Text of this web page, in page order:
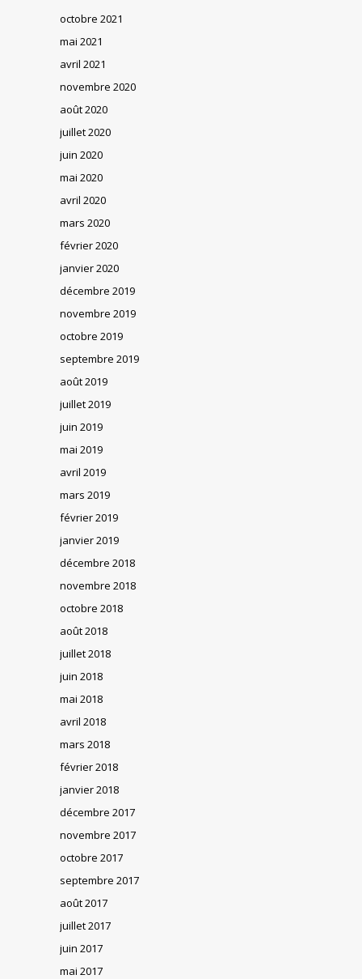
octobre 2021
mai 2021
avril 2021
novembre 2020
août 2020
juillet 2020
juin 2020
mai 2020
avril 2020
mars 2020
février 2020
janvier 2020
décembre 2019
novembre 2019
octobre 2019
septembre 2019
août 2019
juillet 2019
juin 2019
mai 2019
avril 2019
mars 2019
février 2019
janvier 2019
décembre 2018
novembre 2018
octobre 2018
août 2018
juillet 2018
juin 2018
mai 2018
avril 2018
mars 2018
février 2018
janvier 2018
décembre 2017
novembre 2017
octobre 2017
septembre 2017
août 2017
juillet 2017
juin 2017
mai 2017